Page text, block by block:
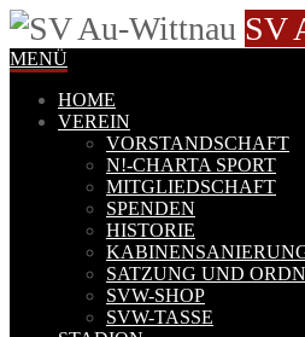
SV
MENÜ
HOME
VEREIN
VORSTANDSCHAFT
N!-CHARTA SPORT
MITGLIEDSCHAFT
SPENDEN
HISTORIE
SATZUNG UND
SVW-SHOP
SVW-TASSE